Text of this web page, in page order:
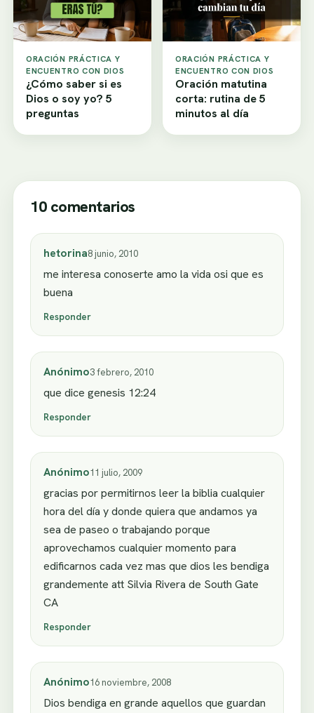
ORACIÓN PRÁCTICA Y
ENCUENTRO CON DIOS
¿Cómo saber si es
Dios o soy yo? 5
preguntas
ORACIÓN PRÁCTICA Y
ENCUENTRO CON DIOS
Oración matutina
corta: rutina de 5
minutos al día
10 comentarios
hetorina8 junio, 2010
me interesa conoserte amo la vida osi que es
buena
Responder
Anónimo3 febrero, 2010
que dice genesis 12:24
Responder
Anónimo11 julio, 2009
gracias por permitirnos leer la biblia cualquier
hora del día y donde quiera que andamos ya
sea de paseo o trabajando porque
aprovechamos cualquier momento para
edificarnos cada vez mas que dios les bendiga
grandemente att Silvia Rivera de South Gate
CA
Responder
Anónimo16 noviembre, 2008
Dios bendiga en grande aquellos que guardan